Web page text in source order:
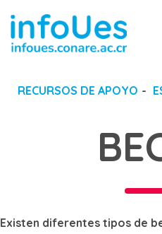
RECURSOS DE APOYO
Existen diferentes tipos de